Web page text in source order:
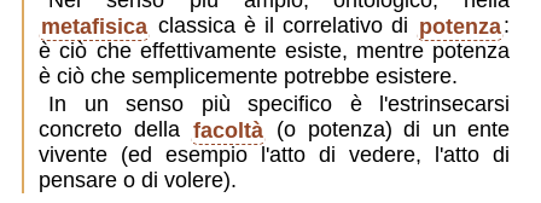
metafisica classica è il correlativo di potenza:
è ciò che effettivamente esiste, mentre potenza
è ciò che semplicemente potrebbe esistere.
In un senso più specifico è l'estrinsecarsi
concreto della facoltà (o potenza) di un ente
vivente (ed esempio l'atto di vedere, l'atto di
pensare o di volere).